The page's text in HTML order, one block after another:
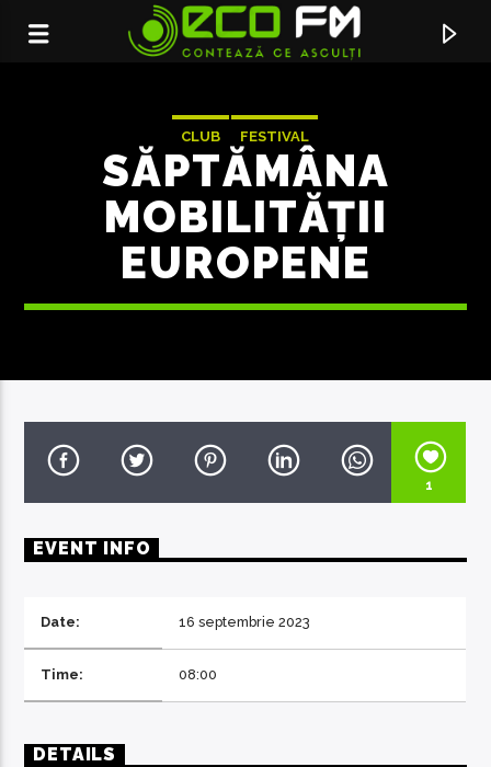
USOR COBOR LA VALE
PASHA PARFENI
EcoFM Chisinau
CLUB FESTIVAL
SĂPTĂMÂNA
MOBILITĂȚII
EUROPENE
1
EVENT INFO
Date: 16 septembrie 2023
Time: 08:00
DETAILS